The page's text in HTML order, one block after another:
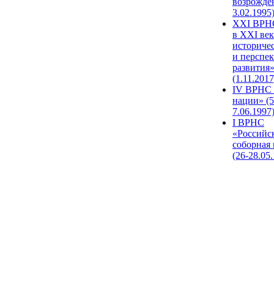
3.02.1995)
XХI
в XXI
и
развития»
IV ВРНС
нации»
7.06.1997)
I ВРНС
(26-